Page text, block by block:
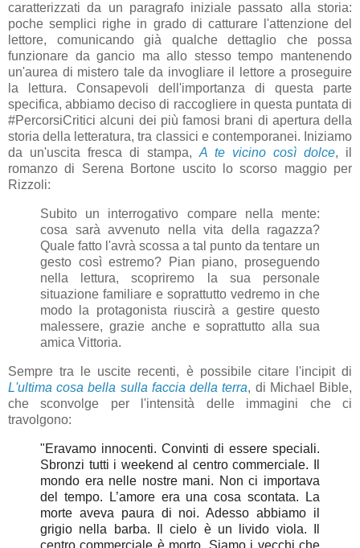
caratterizzati da un paragrafo iniziale passato alla storia:
poche semplici righe in grado di catturare l'attenzione del
lettore, comunicando già qualche dettaglio che possa
funzionare da gancio ma allo stesso tempo mantenendo
un'aurea di mistero tale da invogliare il lettore a proseguire
la lettura. Consapevoli dell'importanza di questa parte
specifica, abbiamo deciso di raccogliere in questa puntata di
#PercorsiCritici alcuni dei più famosi brani di apertura della
storia della letteratura, tra classici e contemporanei. Iniziamo
da un'uscita fresca di stampa, A te vicino così dolce, il
romanzo di Serena Bortone uscito lo scorso maggio per
Rizzoli:
Subito un interrogativo compare nella mente:
cosa sarà avvenuto nella vita della ragazza?
Quale fatto l'avrà scossa a tal punto da tentare un
gesto così estremo? Pian piano, proseguendo
nella lettura, scopriremo la sua personale
situazione familiare e soprattutto vedremo in che
modo la protagonista riuscirà a gestire questo
malessere, grazie anche e soprattutto alla sua
amica Vittoria.
Sempre tra le uscite recenti, è possibile citare l'incipit di
L'ultima cosa bella sulla faccia della terra, di Michael Bible,
che sconvolge per l'intensità delle immagini che ci
travolgono:
"Eravamo innocenti. Convinti di essere speciali.
Sbronzi tutti i weekend al centro commerciale. Il
mondo era nelle nostre mani. Non ci importava
del tempo. L’amore era una cosa scontata. La
morte aveva paura di noi. Adesso abbiamo il
grigio nella barba. Il cielo è un livido viola. Il
centro commerciale è morto. Siamo i vecchi che